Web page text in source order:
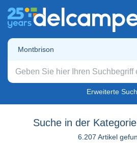
Montbrison
Erweiterte
Suche in der Kategorie
6.207 Artikel